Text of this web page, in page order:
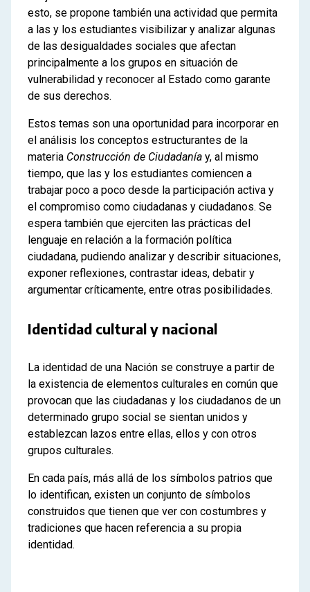
esto, se propone también una actividad que permita
a las y los estudiantes visibilizar y analizar algunas
de las desigualdades sociales que afectan
principalmente a los grupos en situación de
vulnerabilidad y reconocer al Estado como garante
de sus derechos.
Estos temas son una oportunidad para incorporar en
el análisis los conceptos estructurantes de la
materia Construcción de Ciudadanía y, al mismo
tiempo, que las y los estudiantes comiencen a
trabajar poco a poco desde la participación activa y
el compromiso como ciudadanas y ciudadanos. Se
espera también que ejerciten las prácticas del
lenguaje en relación a la formación política
ciudadana, pudiendo analizar y describir situaciones,
exponer reflexiones, contrastar ideas, debatir y
argumentar críticamente, entre otras posibilidades.
Identidad cultural y nacional
La identidad de una Nación se construye a partir de
la existencia de elementos culturales en común que
provocan que las ciudadanas y los ciudadanos de un
determinado grupo social se sientan unidos y
establezcan lazos entre ellas, ellos y con otros
grupos culturales.
En cada país, más allá de los símbolos patrios que
lo identifican, existen un conjunto de símbolos
construidos que tienen que ver con costumbres y
tradiciones que hacen referencia a su propia
identidad.